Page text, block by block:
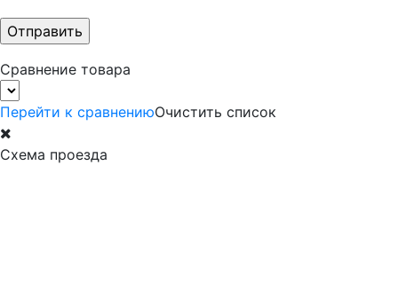
Сравнение товара
Перейти к сравнениюОчистить список
Схема проезда